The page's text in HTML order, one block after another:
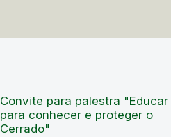
Convite para palestra "Educar
para conhecer e proteger o
Cerrado"